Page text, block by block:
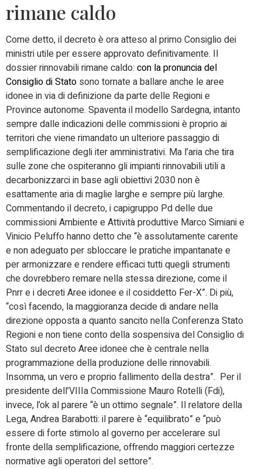
rimane caldo
Come detto, il decreto è ora atteso al primo Consiglio dei
ministri utile per essere approvato definitivamente. Il
dossier rinnovabili rimane caldo: con la pronuncia del
Consiglio di Stato sono tornate a ballare anche le aree
idonee in via di definizione da parte delle Regioni e
Province autonome. Spaventa il modello Sardegna, intanto
sempre dalle indicazioni delle commissioni è proprio ai
territori che viene rimandato un ulteriore passaggio di
semplificazione degli iter amministrativi. Ma l’aria che tira
sulle zone che ospiteranno gli impianti rinnovabili utili a
decarbonizzarci in base agli obiettivi 2030 non è
esattamente aria di maglie larghe e sempre più larghe.
Commentando il decreto, i capigruppo Pd delle due
commissioni Ambiente e Attività produttive Marco Simiani e
Vinicio Peluffo hanno detto che “è assolutamente carente
e non adeguato per sbloccare le pratiche impantanate e
per armonizzare e rendere efficaci tutti quegli strumenti
che dovrebbero remare nella stessa direzione, come il
Pnrr e i decreti Aree idonee e il cosiddetto Fer-X”. Di più,
“così facendo, la maggioranza decide di andare nella
direzione opposta a quanto sancito nella Conferenza Stato
Regioni e non tiene conto della sospensiva del Consiglio di
Stato sul decreto Aree idonee che è centrale nella
programmazione della produzione delle rinnovabili.
Insomma, un vero e proprio fallimento della destra”. Per il
presidente dell’VIIIa Commissione Mauro Rotelli (Fdi),
invece, l’ok al parere “è un ottimo segnale”. Il relatore della
Lega, Andrea Barabotti: il parere è “equilibrato” e “può
essere di forte stimolo al governo per accelerare sul
fronte della semplificazione, offrendo maggiori certezze
normative agli operatori del settore”.